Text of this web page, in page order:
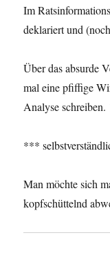
Im
deklariert und
Über das absurde
mal eine pfiffige
Analyse
***
Man möchte sich
kopfschüttelnd